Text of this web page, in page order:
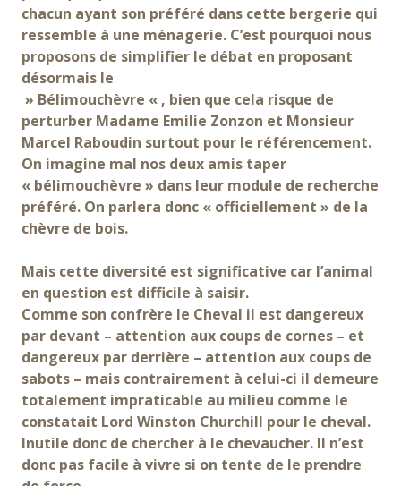
chacun ayant son préféré dans cette bergerie qui
ressemble à une ménagerie. C’est pourquoi nous
proposons de simplifier le débat en proposant
désormais le
» Bélimouchèvre « , bien que cela risque de
perturber Madame Emilie Zonzon et Monsieur
Marcel Raboudin surtout pour le référencement.
On imagine mal nos deux amis taper
« bélimouchèvre » dans leur module de recherche
préféré. On parlera donc « officiellement » de la
chèvre de bois.
Mais cette diversité est significative car l’animal
en question est difficile à saisir.
Comme son confrère le Cheval il est dangereux
par devant – attention aux coups de cornes – et
dangereux par derrière – attention aux coups de
sabots – mais contrairement à celui-ci il demeure
totalement impraticable au milieu comme le
constatait Lord Winston Churchill pour le cheval.
Inutile donc de chercher à le chevaucher. Il n’est
donc pas facile à vivre si on tente de le prendre